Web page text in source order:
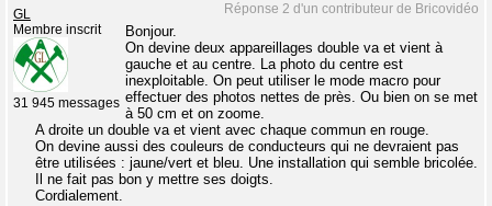
Réponse 2 d'un contributeur de Bricovidéo
GL
Membre inscrit
31 945 messages
Bonjour.
On devine deux appareillages double va et vient à
gauche et au centre. La photo du centre est
inexploitable. On peut utiliser le mode macro pour
effectuer des photos nettes de près. Ou bien on se met
à 50 cm et on zoome.
A droite un double va et vient avec chaque commun en rouge.
On devine aussi des couleurs de conducteurs qui ne devraient pas
être utilisées : jaune/vert et bleu. Une installation qui semble bricolée.
Il ne fait pas bon y mettre ses doigts.
Cordialement.